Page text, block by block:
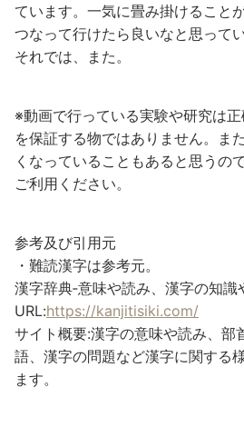
ています。一気に畳み掛けること
つなって行けたら良いなと思ってい
それでは、また。
※動画で行っている実験や研究は
を保証する物ではありません。ま
くなっていることもあると思うの
ご利用ください。
参考及び引用元
・難読漢字は参考元。
漢字辞典‐意味や読み、漢字の知識
URL:https://kanjitisiki.com/
サイト概要:漢字の意味や読み、部
語、漢字の問題など漢字に関する
ます。